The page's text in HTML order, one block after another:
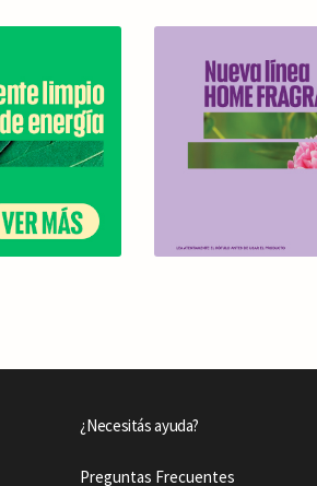
¿Necesitás ayuda?
Preguntas Frecuentes